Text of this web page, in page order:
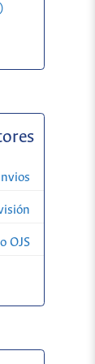
OJS